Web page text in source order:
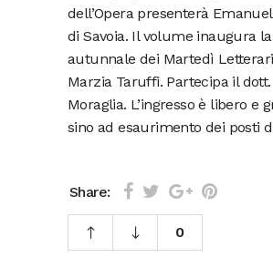
dell’Opera presenterà
di Savoia. Il volume inaugura
autunnale dei Martedì
Marzia Taruffi. Partecipa il
Moraglia. L’ingresso è libero e
sino ad esaurimento dei posti
Share:
0